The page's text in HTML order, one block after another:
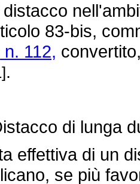
83-bis,
112,
.
di lunga
effettiva di un
se più